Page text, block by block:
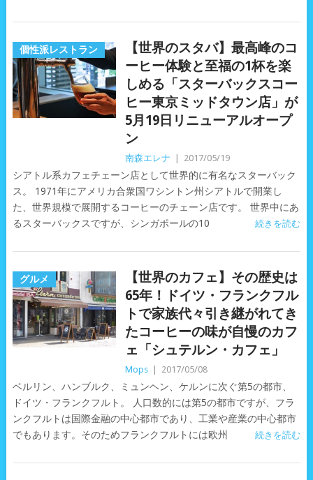
個性派レストラン
【世界のスタバ】最高峰のコ
ーヒー体験と至福の1杯を楽
しめる「スターバックスコー
ヒー東京ミッドタウン店」が
5月19日リニューアルオープ
ン
南森エレナ 2017/05/19
シアトル系カフェチェーン店として世界的に有名なスターバック
ス。 1971年にアメリカ合衆国ワシントン州シアトルで開業し
た、世界規模で展開するコーヒーのチェーン店です。 世界中にあ
るスターバックスですが、シンガポールの10
続きを読む
グルメ
【世界のカフェ】その歴史は
65年！ドイツ・フランクフル
トで家族代々引き継がれてき
たコーヒーの味が自慢のカフ
ェ「シュテルン・カフェ」
Mops 2017/05/08
ベルリン、ハンブルク、ミュンヘン、ケルンに次ぐ第5の都市、
ドイツ・フランクフルト。 人口数的には第5の都市ですが、フラ
ンクフルトは国際金融の中心都市であり、工業や産業の中心都市
でもあります。そのためフランクフルトには欧州
続きを読む